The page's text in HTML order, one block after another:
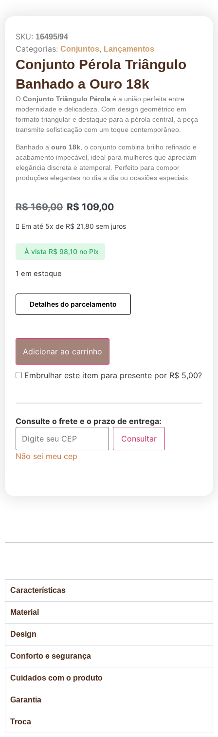
SKU: 16495/94
Categorias: Conjuntos, Lançamentos
Conjunto Pérola Triângulo
Banhado a Ouro 18k
O Conjunto Triângulo Pérola é a união perfeita entre
modernidade e delicadeza. Com design geométrico em
formato triangular e destaque para a pérola central, a peça
transmite sofisticação com um toque contemporâneo.
Banhado a ouro 18k , o conjunto combina brilho refinado e
acabamento impecável, ideal para mulheres que apreciam
elegância discreta e atemporal. Perfeito para compor
produções elegantes no dia a dia ou ocasiões especiais.
R$169,00 R$ 109,00
Em até 5x de R$ 21,80 sem juros
À vista R$98,10 no Pix
1 em estoque
Detalhes do parcelamento
Adicionar ao carrinho
Embrulhar este item para presente por R$ 5,00?
Consulte o frete e o prazo de entrega:
Consultar
Não sei meu cep
Características
Material
Design
Conforto e segurança
Cuidados com o produto
Garantia
Troca